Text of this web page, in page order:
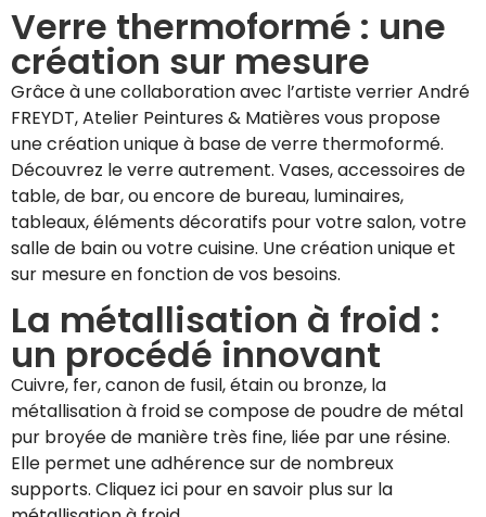
Verre thermoformé : une
création sur mesure
Grâce à une collaboration avec l’artiste verrier André
FREYDT, Atelier Peintures & Matières vous propose
une création unique à base de verre thermoformé.
Découvrez le verre autrement. Vases, accessoires de
table, de bar, ou encore de bureau, luminaires,
tableaux, éléments décoratifs pour votre salon, votre
salle de bain ou votre cuisine. Une création unique et
sur mesure en fonction de vos besoins.
La métallisation à froid :
un procédé innovant
Cuivre, fer, canon de fusil, étain ou bronze, la
métallisation à froid se compose de poudre de métal
pur broyée de manière très fine, liée par une résine.
Elle permet une adhérence sur de nombreux
supports. Cliquez ici pour en savoir plus sur la